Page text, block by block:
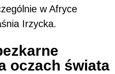
w Afryce
Irzycka.
oczach świata